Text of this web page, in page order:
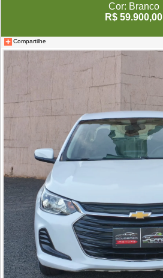
Cor: Branco
R$ 59.900,00
Compartilhe